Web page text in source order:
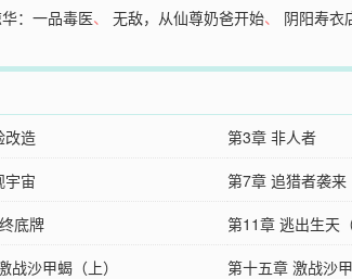
：一品毒医、无敌，从仙尊奶爸开始、 阴阳寿衣
改造 第3章 非人者
宇宙 第7章 追猎者袭来
底牌 第11章 逃出生天（
战沙甲蝎（上） 第十五章 激战沙甲